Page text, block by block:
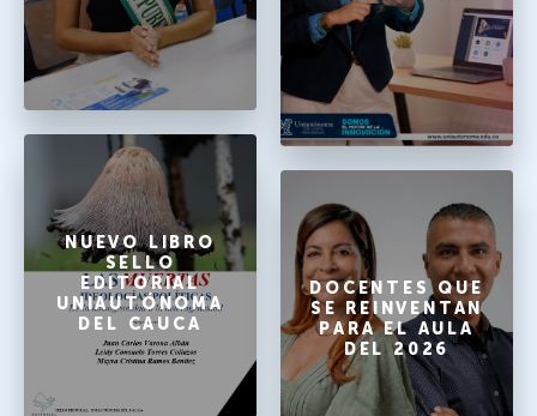
NUEVO LIBRO
SELLO
EDITORIAL
UNIAUTÓNOMA
DEL CAUCA
DOCENTES QUE
SE REINVENTAN
PARA EL AULA
DEL 2026